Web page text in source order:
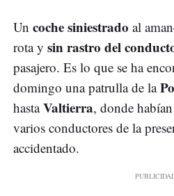
Un coche siniestrado al
rota y sin rastro del
pasajero. Es lo que se ha
domingo una patrulla de la
hastaValtierra, donde
varios conductores de la
accidentado.